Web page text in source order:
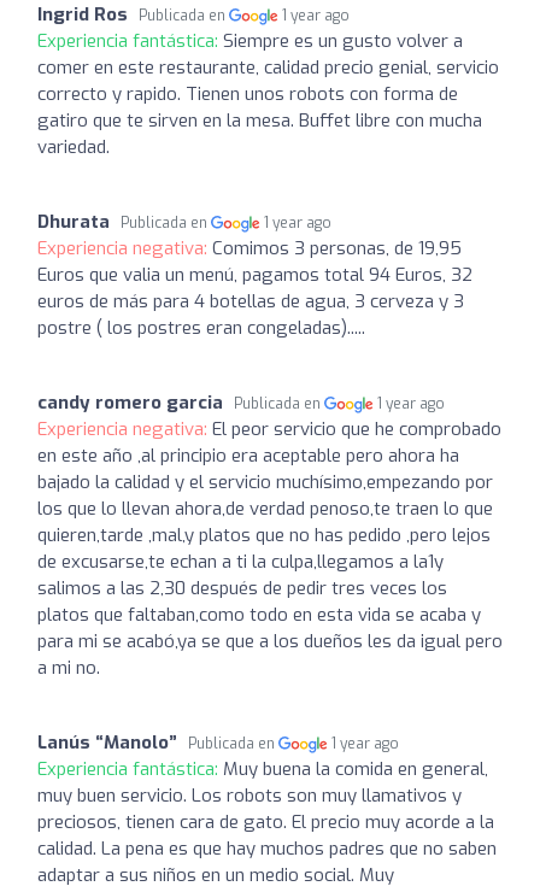
Ingrid Ros Publicada en 1 year ago
Experiencia fantástica: Siempre es un gusto volver a
comer en este restaurante, calidad precio genial, servicio
correcto y rapido. Tienen unos robots con forma de
gatiro que te sirven en la mesa. Buffet libre con mucha
variedad.
Dhurata Publicada en 1 year ago
Experiencia negativa: Comimos 3 personas, de 19,95
Euros que valia un menú, pagamos total 94 Euros, 32
euros de más para 4 botellas de agua, 3 cerveza y 3
postre ( los postres eran congeladas).....
candy romero garcia Publicada en 1 year ago
Experiencia negativa: El peor servicio que he comprobado
en este año ,al principio era aceptable pero ahora ha
bajado la calidad y el servicio muchísimo,empezando por
los que lo llevan ahora,de verdad penoso,te traen lo que
quieren,tarde ,mal,y platos que no has pedido ,pero lejos
de excusarse,te echan a ti la culpa,llegamos a la1y
salimos a las 2,30 después de pedir tres veces los
platos que faltaban,como todo en esta vida se acaba y
para mi se acabó,ya se que a los dueños les da igual pero
a mi no.
Lanús “Manolo” Publicada en 1 year ago
Experiencia fantástica: Muy buena la comida en general,
muy buen servicio. Los robots son muy llamativos y
preciosos, tienen cara de gato. El precio muy acorde a la
calidad. La pena es que hay muchos padres que no saben
adaptar a sus niños en un medio social. Muy